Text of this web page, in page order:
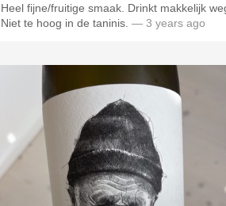
Heel fijne/fruitige smaak. Drinkt makkelijk
Niet te hoog in de taninis. — 3 years ago